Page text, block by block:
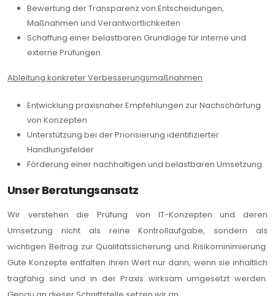
Bewertung der Transparenz von Entscheidungen,
Maßnahmen und Verantwortlichkeiten
Schaffung einer belastbaren Grundlage für interne und
externe Prüfungen
Ableitung konkreter Verbesserungsmaßnahmen
Entwicklung praxisnaher Empfehlungen zur Nachschärfung
von Konzepten
Unterstützung bei der Priorisierung identifizierter
Handlungsfelder
Förderung einer nachhaltigen und belastbaren Umsetzung
Unser Beratungsansatz
Wir verstehen die Prüfung von IT-Konzepten und deren
Umsetzung nicht als reine Kontrollaufgabe, sondern als
wichtigen Beitrag zur Qualitätssicherung und Risikominimierung.
Gute Konzepte entfalten ihren Wert nur dann, wenn sie inhaltlich
tragfähig sind und in der Praxis wirksam umgesetzt werden.